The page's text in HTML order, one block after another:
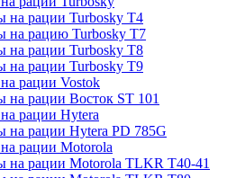
на рации Turbosky T4
на рацию Turbosky T7
на рации Turbosky T8
на рации Turbosky T9
рации Vostok
на рации Восток ST 101
рации Hytera
на рации Hytera PD 785G
рации Motorola
на рации Motorola TLKR T40-41